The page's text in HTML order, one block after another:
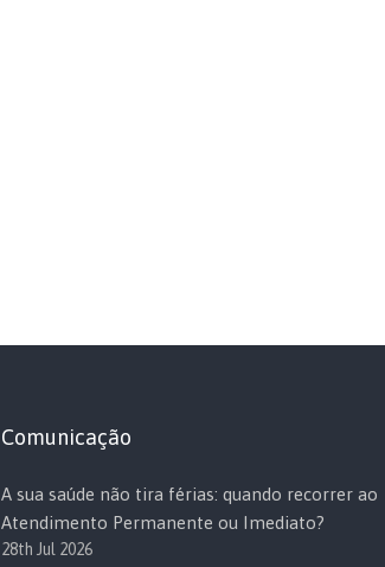
Comunicação
A sua saúde não tira férias: quando recorrer ao
Atendimento Permanente ou Imediato?
28th Jul 2026